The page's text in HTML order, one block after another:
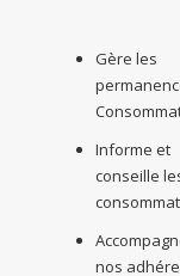
Gère les
Informe et
conseille
nos